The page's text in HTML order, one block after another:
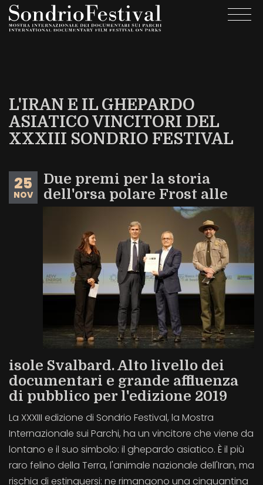
Skip
to
L'IRAN E IL GHEPARDO
ASIATICO VINCITORI DEL
XXXIII SONDRIO FESTIVAL
25
NOV
Due premi per la storia
dell'orsa polare Frost alle
isole Svalbard. Alto livello dei
documentari e grande affluenza
di pubblico per l'edizione 2019
La XXXIII edizione di Sondrio Festival, la Mostra
Internazionale sui Parchi, ha un vincitore che viene da
lontano e il suo simbolo: il ghepardo asiatico. È il più
raro felino della Terra, l'animale nazionale dell'Iran, ma
rischia di estinguersi: ne rimangono una cinquantina